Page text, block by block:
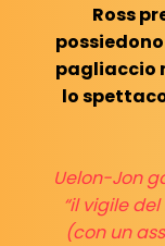
Ross
pagliaccio
lo
Uelon-Jon
“il vigile
(con un